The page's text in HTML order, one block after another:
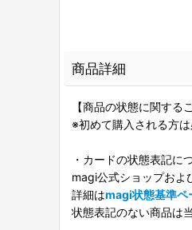
商品詳細
【商品の状態に関する
※初めて購入される方は
・カードの状態表記に
magi公式ショップおよ
詳細はmagi状態基準ペ
状態表記のない商品は